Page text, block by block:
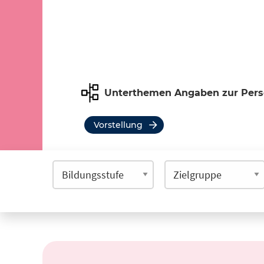
Unterthemen Angaben zur
Vorstellung